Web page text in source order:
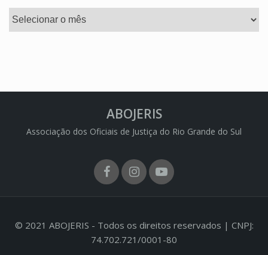
Arquivos
ABOJERIS
Associação dos Oficiais de Justiça do Rio Grande do Sul
FacebookInstagram
Youtube
© 2021 ABOJERIS - Todos os direitos reservados | CNPJ:
74.702.721/0001-80